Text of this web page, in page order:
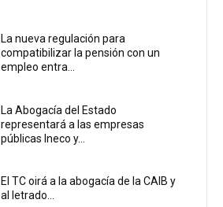
La nueva regulación para
compatibilizar la pensión con un
empleo entra...
La Abogacía del Estado
representará a las empresas
públicas Ineco y...
El TC oirá a la abogacía de la CAIB y
al letrado...